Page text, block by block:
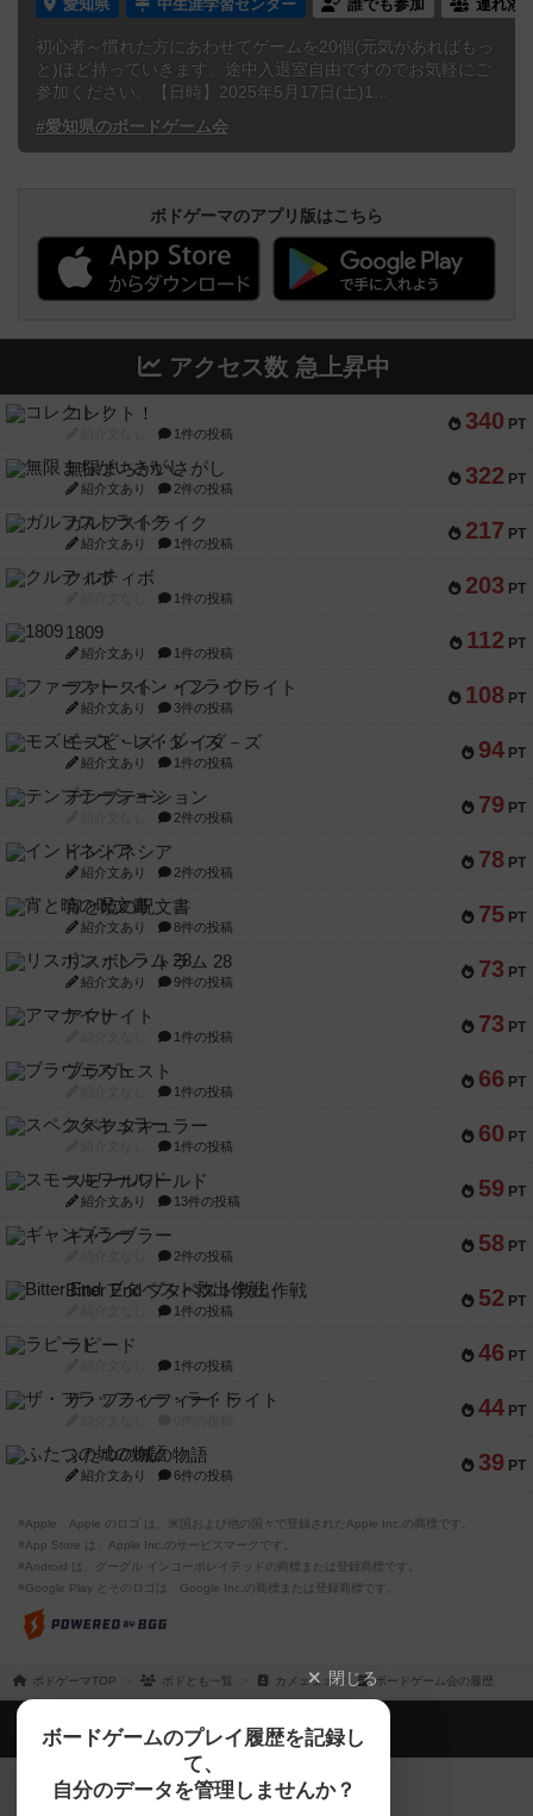
愛知県 中生涯学習センター 誰でも参加 連れ添
初心者～慣れた方にあわせてゲームを20個(元気があればもっ
と)ほど持っていきます。途中入退室自由ですのでお気軽にご
参加ください。【日時】2025年5月17日(土)1...
#愛知県のボードゲーム会
ボドゲーマのアプリ版はこちら
アクセス数 急上昇中
340 PT
コレクト！
1件の投稿
322 PT
無限まちがいさがし
紹介文あり 2件の投稿
217 PT
ガルフストライク
紹介文あり 1件の投稿
203 PT
クルティボ
1件の投稿
112 PT
1809
紹介文あり 1件の投稿
108 PT
ファースト・イン・フライト
紹介文あり 3件の投稿
94 PT
モズビ－ズ・レイダ－ズ
紹介文あり 1件の投稿
79 PT
テンプテーション
2件の投稿
78 PT
インドネシア
紹介文あり 2件の投稿
75 PT
宵と暁の呪文書
紹介文あり 8件の投稿
73 PT
リスボン・トラム 28
紹介文あり 9件の投稿
73 PT
アマナイト
1件の投稿
66 PT
ブラヴェスト
1件の投稿
60 PT
スペクタキュラー
1件の投稿
59 PT
スモールワールド
紹介文あり 13件の投稿
58 PT
ギャンブラー
2件の投稿
52 PT
Bitter End ブタペスト救出作戦
1件の投稿
46 PT
ラピード
1件の投稿
44 PT
ザ・フラッフィー・ライト
39 PT
ふたつの城の物語
紹介文あり 6件の投稿
※Apple、Apple のロゴ は、米国および他の国々で登録されたApple Inc.の商標です。
※App Store は、Apple Inc.のサービスマークです。
※Android は、グーグル インコーポレイテッドの商標または登録商標です。
※Google Play とそのロゴは、Google Inc.の商標または登録商標です。
ボドゲーマTOP ボドとも一覧 カメェェェ ボードゲーム会の履歴
閉じる
ボードゲームのプレイ履歴を記録し
て、
自分のデータを管理しませんか？
ボドゲーマTOP
ボードゲームを検索する